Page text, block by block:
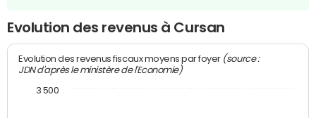
Evolution des revenus à Cursan
Evolution des revenus fiscaux moyens par foyer (source :
JDN d'après le ministère de l'Economie)
3 500